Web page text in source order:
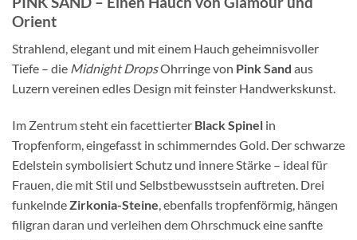
Orient
Strahlend, elegant und mit einem Hauch geheimnisvoller
Tiefe – die Midnight DropsOhrringe von Pink Sand aus
Luzern vereinen edles Design mit feinster Handwerkskunst.
Im Zentrum steht ein facettierter Black Spinel in
Tropfenform, eingefasst in schimmerndes Gold. Der schwarze
Edelstein symbolisiert Schutz und innere Stärke – ideal für
Frauen, die mit Stil und Selbstbewusstsein auftreten. Drei
funkelndeZirkonia-Steine, ebenfalls tropfenförmig, hängen
filigran daran und verleihen dem Ohrschmuck eine sanfte